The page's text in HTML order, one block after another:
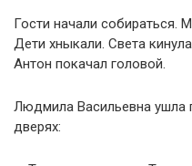
Гости начали собираться.
Дети хныкали. Света
Антон покачал головой.
Людмила Васильевна ушла
дверях: